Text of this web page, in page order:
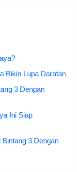
Bikin Lupa Daratan
3 Dengan
Ini Siap
3 Dengan